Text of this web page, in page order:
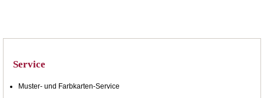
Service
Muster- und Farbkarten-Service